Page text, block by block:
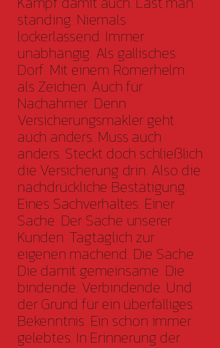
standing. Niemals
lockerlassend. Immer
unabhängig. Als gallisches
Dorf. Mit einem Römerhelm
als Zeichen. Auch für
Nachahmer. Denn
Versicherungsmakler geht
auch anders. Muss auch
anders. Steckt doch schließlich
die Versicherung drin. Also die
nachdrückliche Bestätigung.
Eines Sachverhaltes. Einer
Sache. Der Sache unserer
Kunden. Tagtäglich zur
eigenen machend. Die Sache.
Die damit gemeinsame. Die
bindende. Verbindende. Und
der Grund für ein überfälliges
Bekenntnis. Ein schon immer
gelebtes. In Erinnerung der